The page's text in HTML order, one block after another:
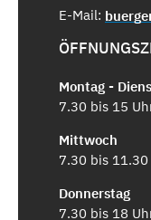
E-Mail:
Montag -
7.30 bis 15
Mittwoch
7.30 bis
Donnerstag
7.30 bis 18